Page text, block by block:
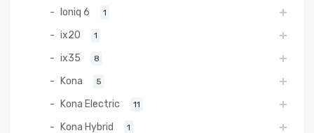
Ioniq 6 1
ix20 1
ix35 8
Kona 5
Kona Electric 11
Kona Hybrid 1